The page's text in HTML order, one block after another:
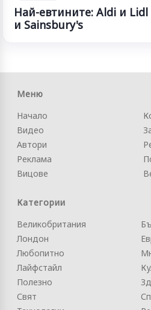
Най-евтините: Aldi и
и Sainsbury's
Меню
Начало
Видео
Автори
Реклама
Вицове
Категории
Великобритания
Лондон
Любопитно
Лайфстайл
Полезно
Свят